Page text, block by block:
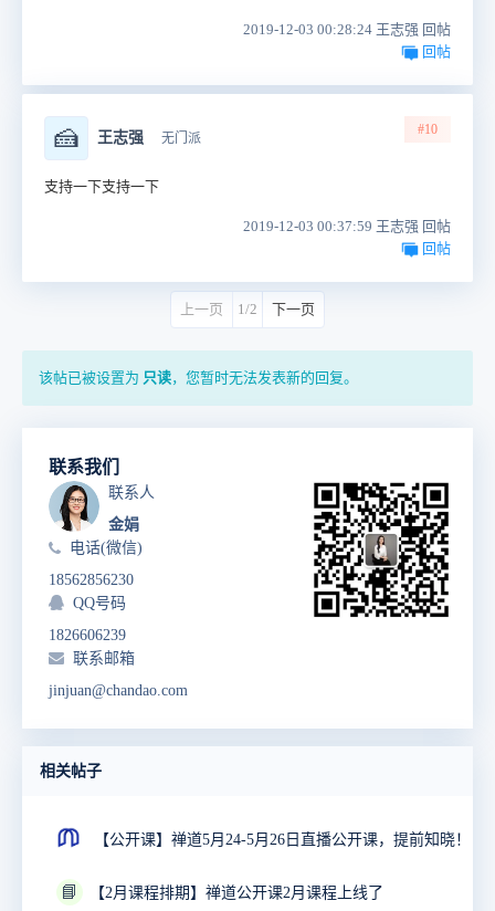
2019-12-03 00:28:24 王志强 回帖
回帖
🍰 王志强 无门派
#10
支持一下支持一下
2019-12-03 00:37:59 王志强 回帖
回帖
上一页 1/2 下一页
该帖已被设置为 只读，您暂时无法发表新的回复。
联系我们
联系人
金娟
电话(微信)
18562856230
QQ号码
1826606239
联系邮箱
jinjuan@chandao.com
相关帖子
【公开课】禅道5月24-5月26日直播公开课，提前知晓！
📘 【2月课程排期】禅道公开课2月课程上线了